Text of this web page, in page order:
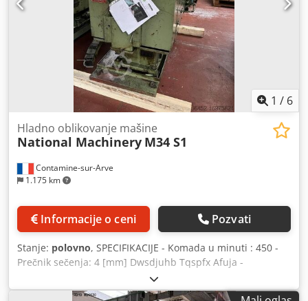
1 / 6
Contamine-sur-Arve
1.175 km
Hladno oblikovanje mašine
National Machinery M34 S1
Informacije o ceni Pozvati
Stanje: polovno, SPECIFIKACIJE - Komada u minuti : 450 -
Prečnik sečenja: 4 [mm] Dwsdjuhb Tqspfx Afuja -
Izbacivanje u matrici: 25 [mm] - Zahtev za prostor (širina):
.74 [m] - Zahtev za prostor (dužina) : 1.88 [m] - Motor: 4 [KS